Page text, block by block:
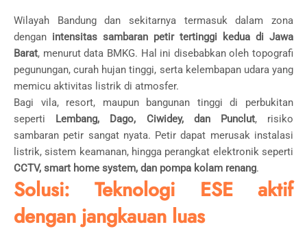
Wilayah Bandung dan sekitarnya termasuk dalam zona
dengan intensitas sambaran petir tertinggi kedua di Jawa
Barat, menurut data BMKG. Hal ini disebabkan oleh topografi
pegunungan, curah hujan tinggi, serta kelembapan udara yang
memicu aktivitas listrik di atmosfer.
Bagi vila, resort, maupun bangunan tinggi di perbukitan
seperti Lembang, Dago, Ciwidey, dan Punclut, risiko
sambaran petir sangat nyata. Petir dapat merusak instalasi
listrik, sistem keamanan, hingga perangkat elektronik seperti
CCTV, smart home system, dan pompa kolam renang.
Solusi: Teknologi ESE aktif
dengan jangkauan luas